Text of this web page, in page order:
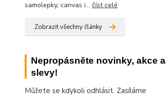
samolepky, canvas i...číst celé
Zobrazit všechny články
Nepropásněte novinky, akce a
slevy!
Můžete se kdykoli odhlásit. Zasíláme